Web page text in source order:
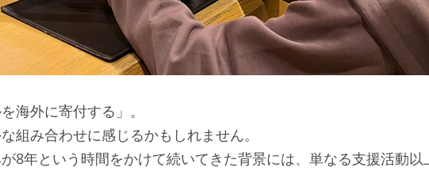
海外に寄付する」。
組み合わせに感じるかもしれません。
8年という時間をかけて続いてきた背景には、単なる支援活動以